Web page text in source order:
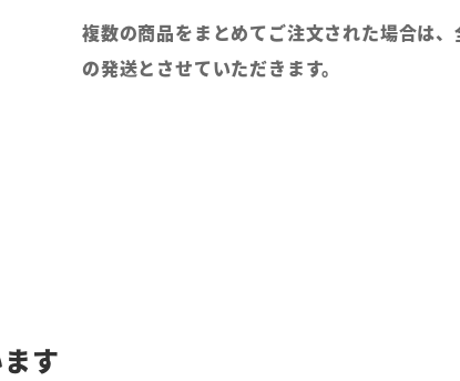
複数の商品をまとめてご注文された場合は
の発送とさせていただきます。
す